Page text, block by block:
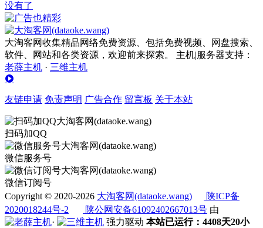
没有了
大淘客网收集精品网络免费资源、包括免费视频、网盘搜索、
软件、网站和各类资源，欢迎前来探索。 主机|服务器支持：
老薛主机 · 三维主机
友链申请 免责声明 广告合作 留言板 关于本站
扫码加QQ
微信服务号
微信订阅号
Copyright © 2020-2026 大淘客网(dataoke.wang)
陕ICP备
2020018244号-2
陕公网安备61092402667013号 由
·
强力驱动 本站已运行：4408天20小